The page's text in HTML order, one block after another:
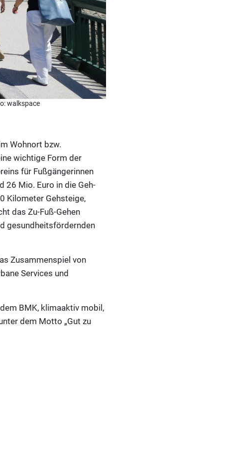
walkspace
Wohnort bzw.
wichtige Form der
für Fußgängerinnen
26 Mio. Euro in die Geh-
Kilometer Gehsteige,
das Zu-Fuß-Gehen
gesundheitsfördernden
Zusammenspiel von
Services und
BMK, klimaaktiv mobil,
dem Motto „Gut zu